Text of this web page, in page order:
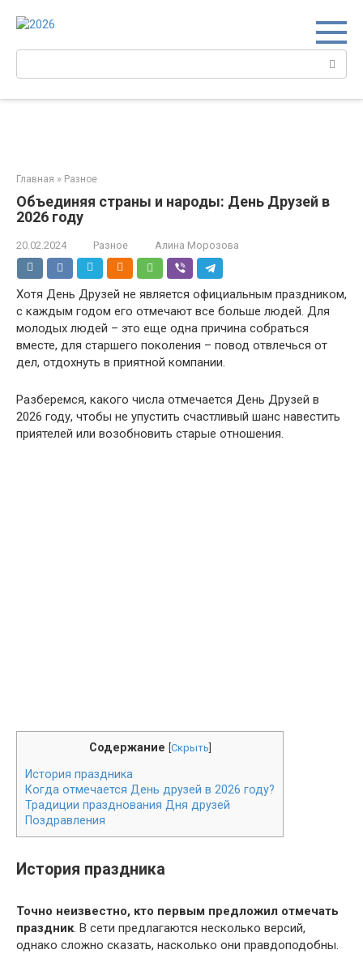
Поиск:
Главная » Разное
Объединяя страны и народы: День Друзей в
2026 году
20.02.2024 Разное Алина Морозова
Хотя День Друзей не является официальным праздником,
с каждым годом его отмечают все больше людей. Для
молодых людей – это еще одна причина собраться
вместе, для старшего поколения – повод отвлечься от
дел, отдохнуть в приятной компании.
Разберемся, какого числа отмечается День Друзей в
2026 году, чтобы не упустить счастливый шанс навестить
приятелей или возобновить старые отношения.
Содержание Скрыть
История праздника
Когда отмечается День друзей в 2026 году?
Традиции празднования Дня друзей
Поздравления
История праздника
Точно неизвестно, кто первым предложил отмечать
праздник. В сети предлагаются несколько версий,
однако сложно сказать, насколько они правдоподобны.